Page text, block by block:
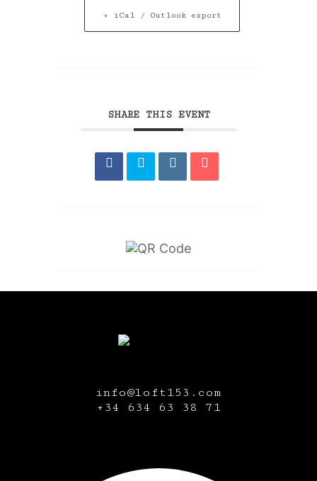
+ iCal / Outlook export
SHARE THIS EVENT
info@loft153.com
+34 634 63 38 71